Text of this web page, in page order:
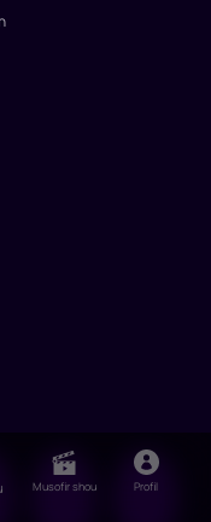
Musofir shou Profil